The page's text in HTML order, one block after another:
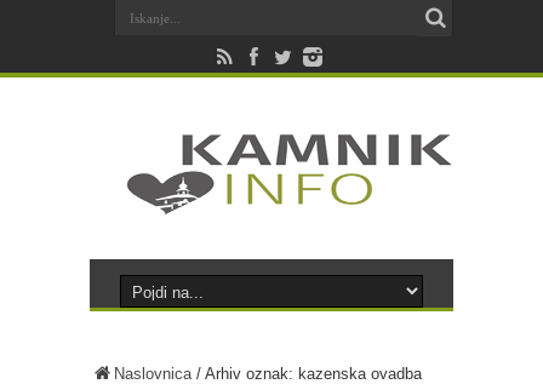
Naslovnica/ Arhiv oznak: kazenska ovadba